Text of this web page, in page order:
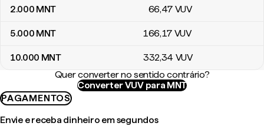
2.000 MNT 66,47 VUV
5.000 MNT 166,17 VUV
10.000 MNT 332,34 VUV
Quer converter no sentido contrário?
Converter VUV para MNT
PAGAMENTOS
Envie e receba dinheiro em segundos